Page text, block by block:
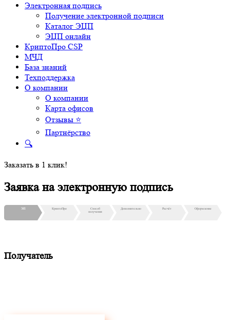
Электронная подпись
Получение электронной подписи
Каталог ЭЦП
ЭЦП онлайн
КриптоПро CSP
МЧД
База знаний
Техподдержка
О компании
О компании
Карта офисов
Отзывы ⭐
Партнёрство
🔍
Заказать в 1 клик!
Заявка на электронную подпись
ЭП КриптоПро
Способ
получения
Дополнительно Расчёт Оформление
Получатель